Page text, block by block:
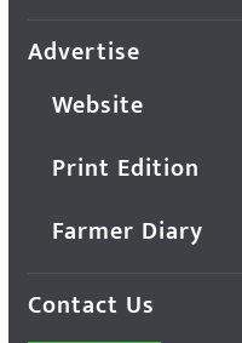
Advertise
Website
Print Edition
Farmer Diary
Contact Us